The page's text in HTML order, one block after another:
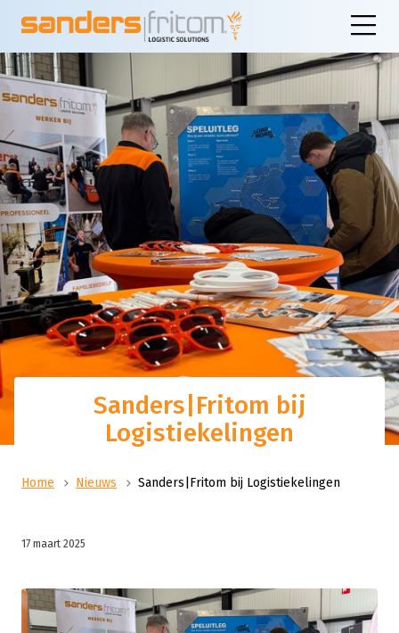
Sanders|Fritom bij
Logistiekelingen
Home Nieuws Sanders|Fritom bij Logistiekelingen
17 maart 2025